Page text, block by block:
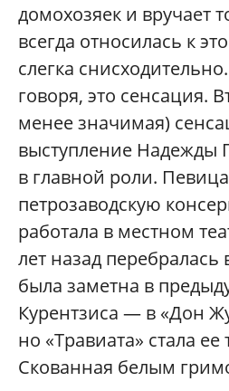
домохозяек и вручает
всегда относилась к
слегка
говоря, это сенсация.
менее значимая)
выступление Надежды
в главной роли.
петрозаводскую
работала в местном
лет назад
была заметна в
Курентзиса — в «Дон
но «Травиата» стала
Скованная белым